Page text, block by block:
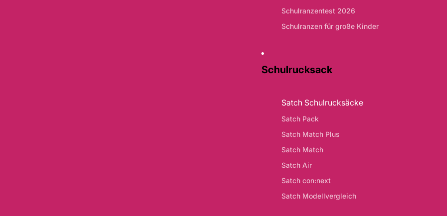
Schulranzentest 2026
Schulranzen für große Kinder
Schulrucksack
Satch Schulrucksäcke
Satch Pack
Satch Match Plus
Satch Match
Satch Air
Satch con:next
Satch Modellvergleich